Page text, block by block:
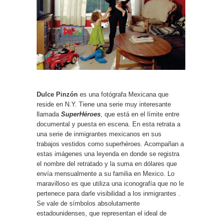
Dulce Pinzón es una fotógrafa Mexicana que
reside en N.Y. Tiene una serie muy interesante
llamada SuperHéroes , que está en el límite entre
documental y puesta en escena. En esta retrata a
una serie de inmigrantes mexicanos en sus
trabajos vestidos como superhéroes. Acompañan a
estas imágenes una leyenda en donde se registra
el nombre del retratado y la suma en dólares que
envía mensualmente a su familia en Mexico. Lo
maravilloso es que utiliza una iconografía que no le
pertenece para darle visibilidad a los inmigrantes .
Se vale de símbolos absolutamente
estadounidenses, que representan el ideal de